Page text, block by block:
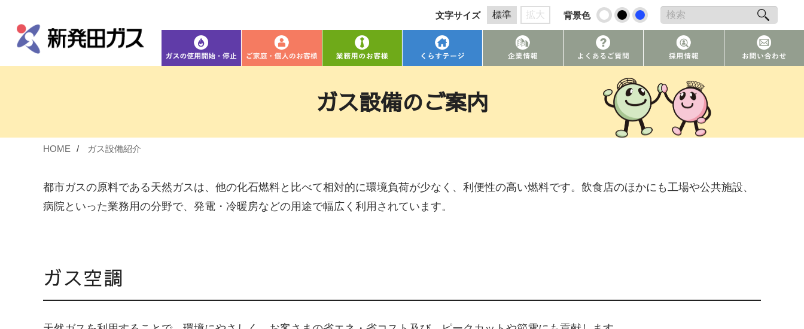
文字サイズ 標準 拡大 背景色
ガス設備のご案内
HOME ガス設備紹介
都市ガスの原料である天然ガスは、他の化石燃料と比べて相対的に環境負荷が少なく、利便性の高い燃料です。飲食店のほかにも工場や公共施設、
病院といった業務用の分野で、発電・冷暖房などの用途で幅広く利用されています。
ガス空調